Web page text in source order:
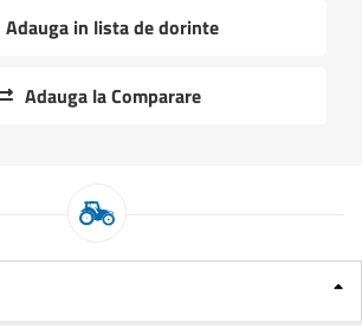
Adauga in lista de dorinte
Adauga la Comparare